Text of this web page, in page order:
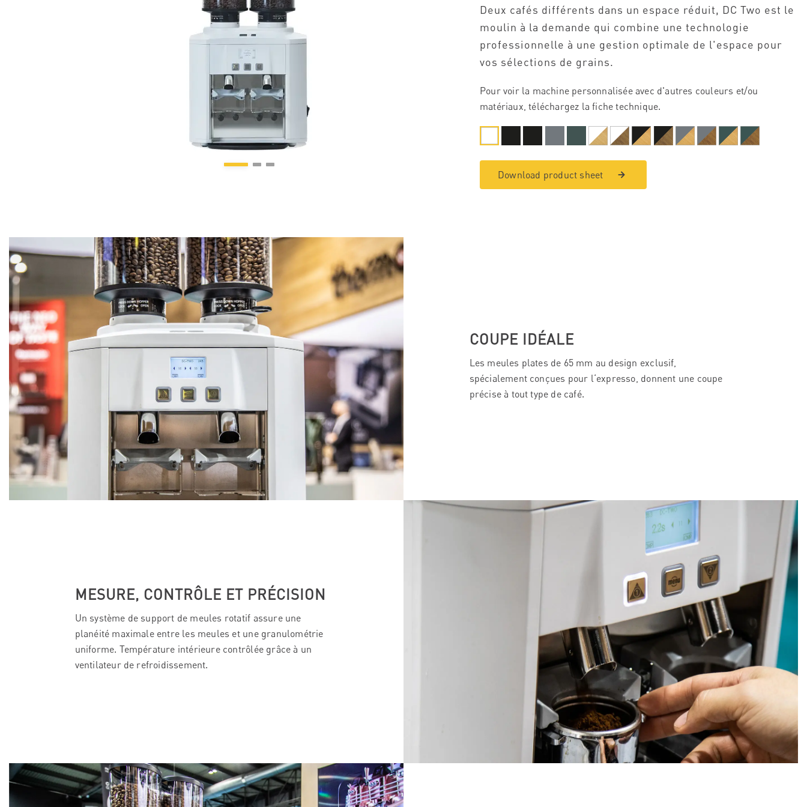
Deux cafés différents dans un espace réduit, DC Two est le
moulin à la demande qui combine une technologie
professionnelle à une gestion optimale de l'espace pour
vos sélections de grains.
Pour voir la machine personnalisée avec d'autres couleurs et/ou
matériaux, téléchargez la fiche technique.
Download product sheet
COUPE IDÉALE
Les meules plates de 65 mm au design exclusif,
spécialement conçues pour l‘expresso, donnent une coupe
précise à tout type de café.
MESURE, CONTRÔLE ET PRÉCISION
Un système de support de meules rotatif assure une
planéité maximale entre les meules et une granulométrie
uniforme. Température intérieure contrôlée grâce à un
ventilateur de refroidissement.